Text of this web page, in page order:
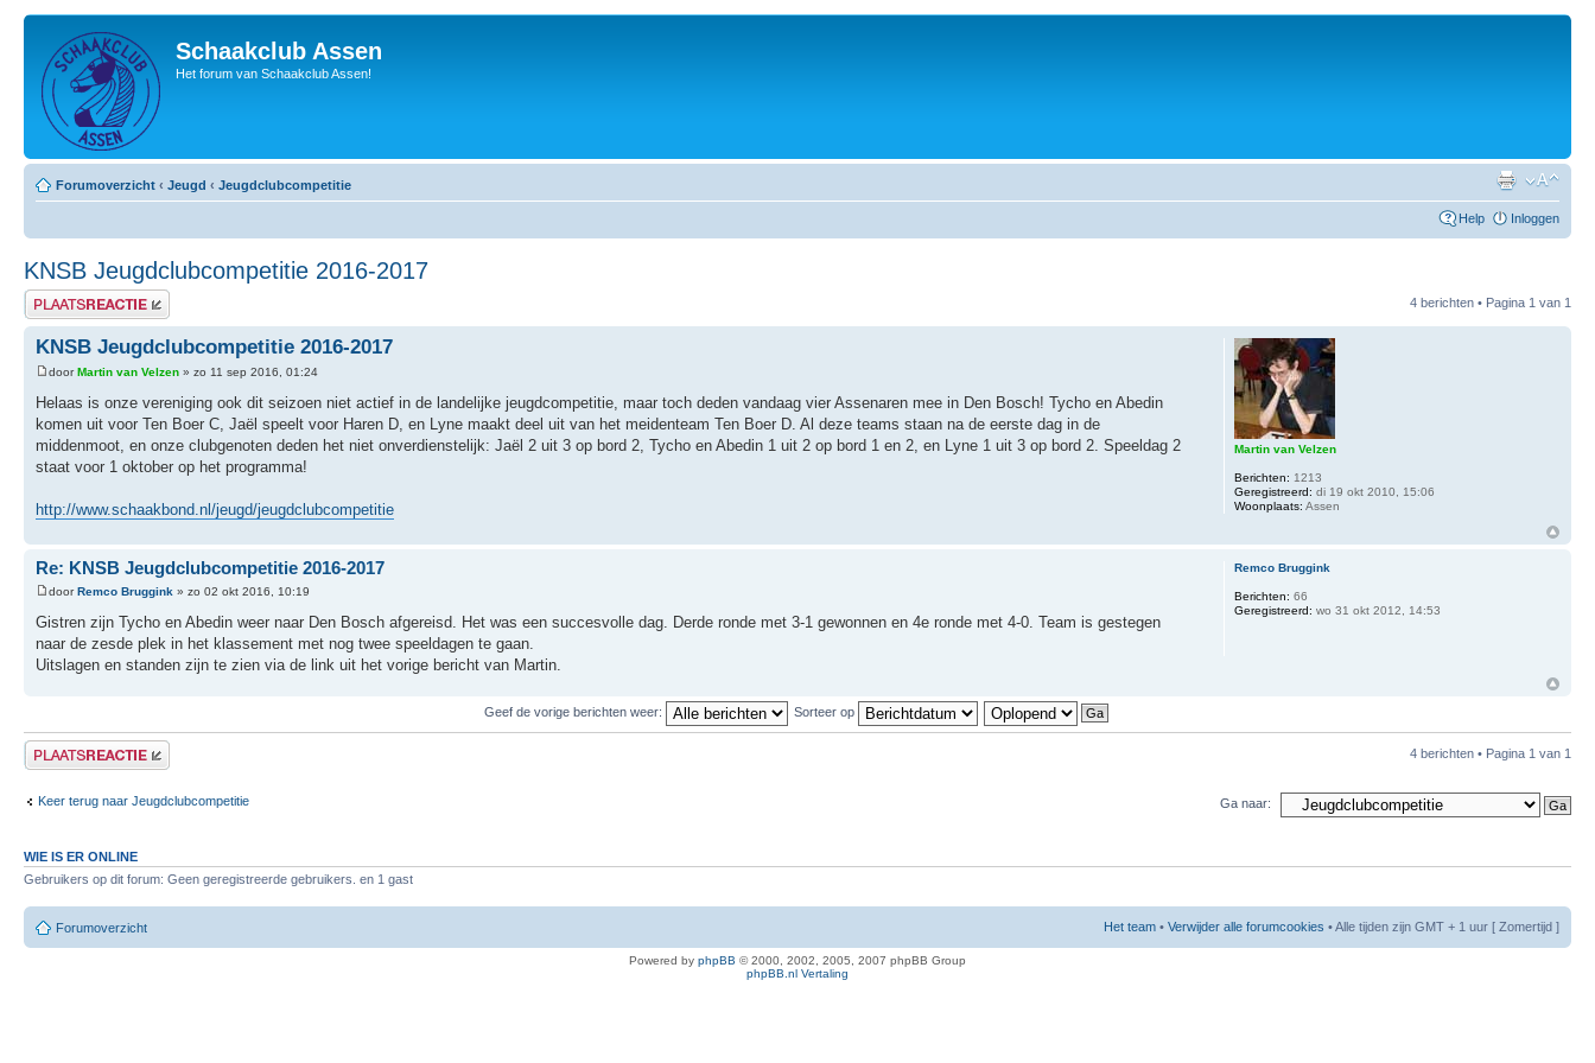
Schaakclub Assen
Het forum van Schaakclub Assen!
Forumoverzicht ‹ Jeugd ‹ Jeugdclubcompetitie
Help Inloggen
KNSB Jeugdclubcompetitie 2016-2017
Plaats een reactie 4 berichten • Pagina 1 van 1
KNSB Jeugdclubcompetitie 2016-2017
doorMartin van Velzen » zo 11 sep 2016, 01:24
Helaas is onze vereniging ook dit seizoen niet actief in de landelijke jeugdcompetitie, maar toch deden vandaag vier Assenaren mee in Den Bosch! Tycho en Abedin
komen uit voor Ten Boer C, Jaël speelt voor Haren D, en Lyne maakt deel uit van het meidenteam Ten Boer D. Al deze teams staan na de eerste dag in de
middenmoot, en onze clubgenoten deden het niet onverdienstelijk: Jaël 2 uit 3 op bord 2, Tycho en Abedin 1 uit 2 op bord 1 en 2, en Lyne 1 uit 3 op bord 2. Speeldag 2
staat voor 1 oktober op het programma!
http://www.schaakbond.nl/jeugd/jeugdclubcompetitie
Martin van Velzen
Berichten: 1213
Geregistreerd: di 19 okt 2010, 15:06
Woonplaats: Assen
Re: KNSB Jeugdclubcompetitie 2016-2017
doorRemco Bruggink » zo 02 okt 2016, 10:19
Gistren zijn Tycho en Abedin weer naar Den Bosch afgereisd. Het was een succesvolle dag. Derde ronde met 3-1 gewonnen en 4e ronde met 4-0. Team is gestegen
naar de zesde plek in het klassement met nog twee speeldagen te gaan.
Uitslagen en standen zijn te zien via de link uit het vorige bericht van Martin.
Remco Bruggink
Berichten: 66
Geregistreerd: wo 31 okt 2012, 14:53
Geef de vorige berichten weer: Sorteer op
Plaats een reactie 4 berichten • Pagina 1 van 1
Keer terug naar Jeugdclubcompetitie Ga naar:
WIE IS ER ONLINE
Gebruikers op dit forum: Geen geregistreerde gebruikers. en 1 gast
Forumoverzicht Het team • Verwijder alle forumcookies • Alle tijden zijn GMT + 1 uur [ Zomertijd ]
Powered by phpBB © 2000, 2002, 2005, 2007 phpBB Group
phpBB.nl Vertaling